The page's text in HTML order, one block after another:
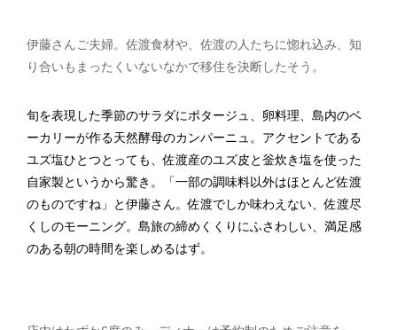
伊藤さんご夫婦。佐渡食材や、佐渡の人たちに惚れ込み、知
り合いもまったくいないなかで移住を決断したそう。
旬を表現した季節のサラダにポタージュ、卵料理、島内のベ
ーカリーが作る天然酵母のカンパーニュ。アクセントである
ユズ塩ひとつとっても、佐渡産のユズ皮と釡炊き塩を使った
自家製というから驚き。「一部の調味料以外はほとんど佐渡
のものですね」と伊藤さん。佐渡でしか味わえない、佐渡尽
くしのモーニング。島旅の締めくくりにふさわしい、満足感
のある朝の時間を楽しめるはず。